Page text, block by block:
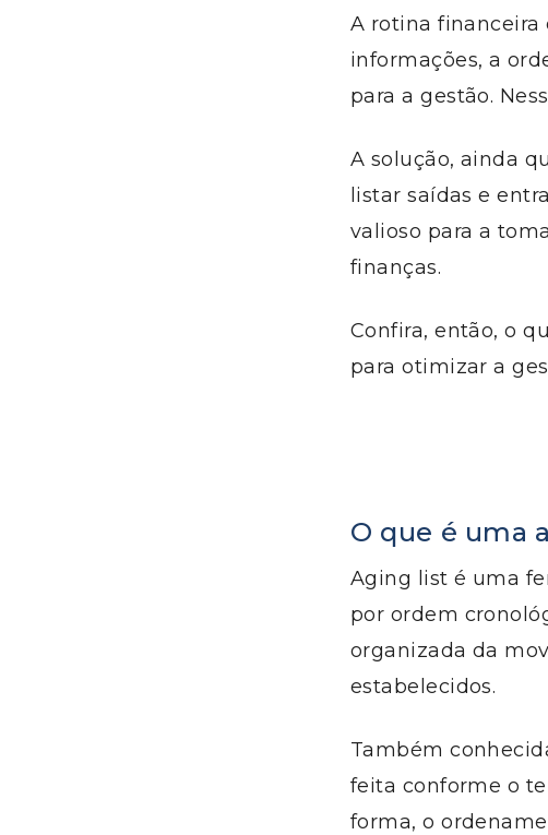
A rotina financeira
informações, a
para a gestão.
A solução, ainda
listar saídas e
valioso para a
finanças.
Confira, então, o
para otimizar a
O que é uma
Aging list é uma
por ordem
organizada da
estabelecidos.
Também
feita conforme o
forma, o